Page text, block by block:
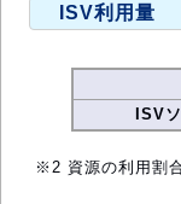
ISV利用量
ISV
※2 資源の利用割